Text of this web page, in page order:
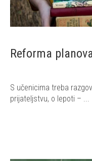
Reforma
S učenicima treba
prijateljstvu, o lepoti – ...